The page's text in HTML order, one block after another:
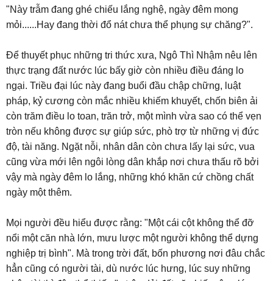
"Này trẫm đang ghé chiếu lắng nghệ, ngày đêm mong
mỏi......Hay đang thời đổ nát chưa thể phụng sự chăng?".
Để thuyết phục những tri thức xưa, Ngô Thì Nhậm nêu lên
thực trạng đất nước lúc bấy giờ còn nhiều điều đáng lo
ngại. Triều đại lúc này đang buổi đầu chập chững, luật
pháp, kỷ cương còn mắc nhiều khiếm khuyết, chốn biên ải
còn trăm điều lo toan, trăn trở, một mình vừa sao có thể vẹn
tròn nếu không được sự giúp sức, phò trợ từ những vị đức
độ, tài năng. Ngặt nỗi, nhân dân còn chưa lấy lại sức, vua
cũng vừa mới lên ngôi lòng dân khắp nơi chưa thấu rõ bởi
vậy mà ngày đêm lo lắng, những khó khăn cứ chồng chất
ngày một thêm.
Mọi người đều hiểu được rằng: "Một cái cột không thể đỡ
nổi một căn nhà lớn, mưu lược một người không thể dựng
nghiệp trị bình". Mà trong trời đất, bốn phương nơi đâu chắc
hẳn cũng có người tài, dù nước lúc hưng, lúc suy những